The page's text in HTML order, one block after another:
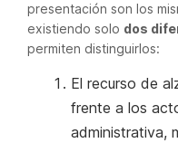
presentación son los
existiendo solo dos
permiten distinguirlos:
El recurso de
frente a los
administrativa,